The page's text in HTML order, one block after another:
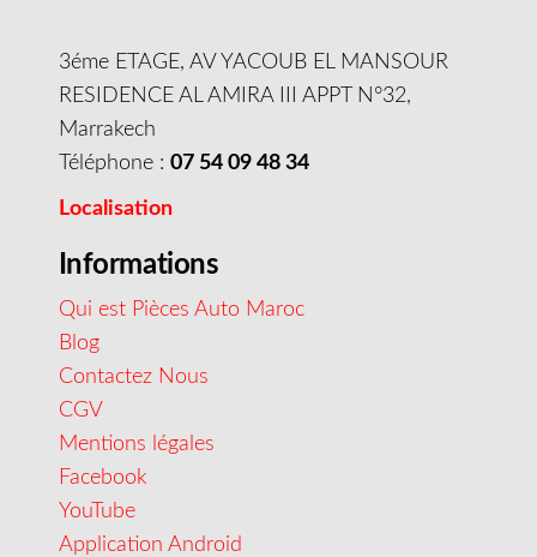
3éme ETAGE, AV YACOUB EL MANSOUR
RESIDENCE AL AMIRA III APPT N°32,
Marrakech
Téléphone : 07 54 09 48 34
Localisation
Informations
Qui est Pièces Auto Maroc
Blog
Contactez Nous
CGV
Mentions légales
Facebook
YouTube
Application Android